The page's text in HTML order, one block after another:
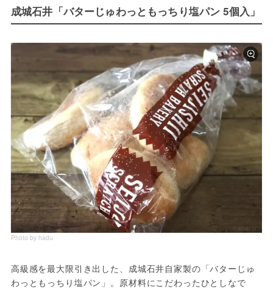
成城石井「バターじゅわっともっちり塩パン 5個入」
Photo by hadu
高級感を最大限引き出した、成城石井自家製の「バターじゅ
わっともっちり塩パン」。原材料にこだわったひとしなで